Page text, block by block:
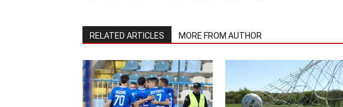
RELATED ARTICLES MORE FROM AUTHOR